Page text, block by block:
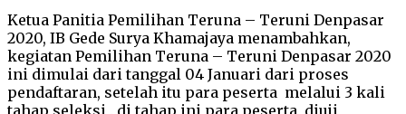
Ketua Panitia Pemilihan Teruna – Teruni Denpasar
2020, IB Gede Surya Khamajaya menambahkan,
kegiatan Pemilihan Teruna – Teruni Denpasar 2020
ini dimulai dari tanggal 04 Januari dari proses
pendaftaran, setelah itu para peserta melalui 3 kali
tahap seleksi , di tahap ini para peserta diuji